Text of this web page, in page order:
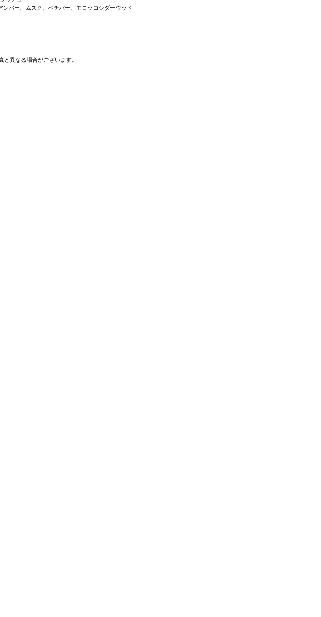
バー、ムスク、ベチバー、モロッコシダーウッド
異なる場合がございます。